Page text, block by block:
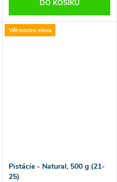
DO KOŠÍKU
Věrnostní sleva
Pistácie - Natural, 500 g (21-
25)